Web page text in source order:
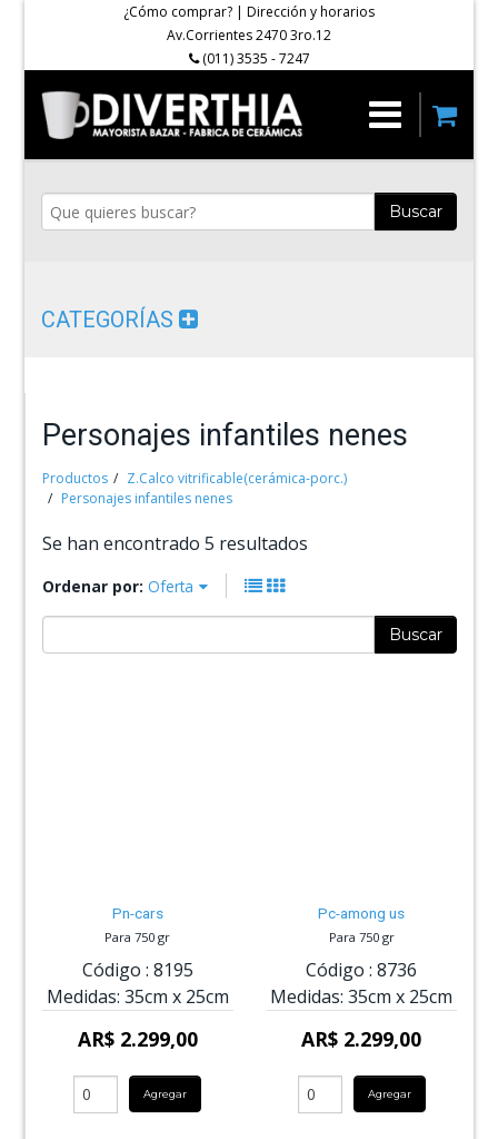
¿Cómo comprar? | Dirección y horarios
Av.Corrientes 2470 3ro.12
(011) 3535 - 7247
Buscar
CATEGORÍAS
Personajes infantiles nenes
Productos
Z.Calco vitrificable(cerámica-porc.)
Personajes infantiles nenes
Se han encontrado 5 resultados
Ordenar por: Oferta
Buscar
Pn-cars
Para 750 gr
Código : 8195
Medidas: 35cm x 25cm
AR$ 2.299,00
Agregar
Pc-among us
Para 750 gr
Código : 8736
Medidas: 35cm x 25cm
AR$ 2.299,00
Agregar